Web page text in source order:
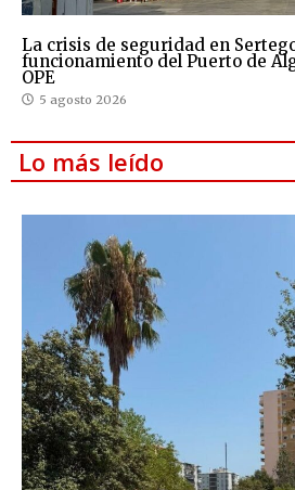
La crisis de seguridad en
funcionamiento del Puerto de
OPE
5 agosto 2026
Lo más leído